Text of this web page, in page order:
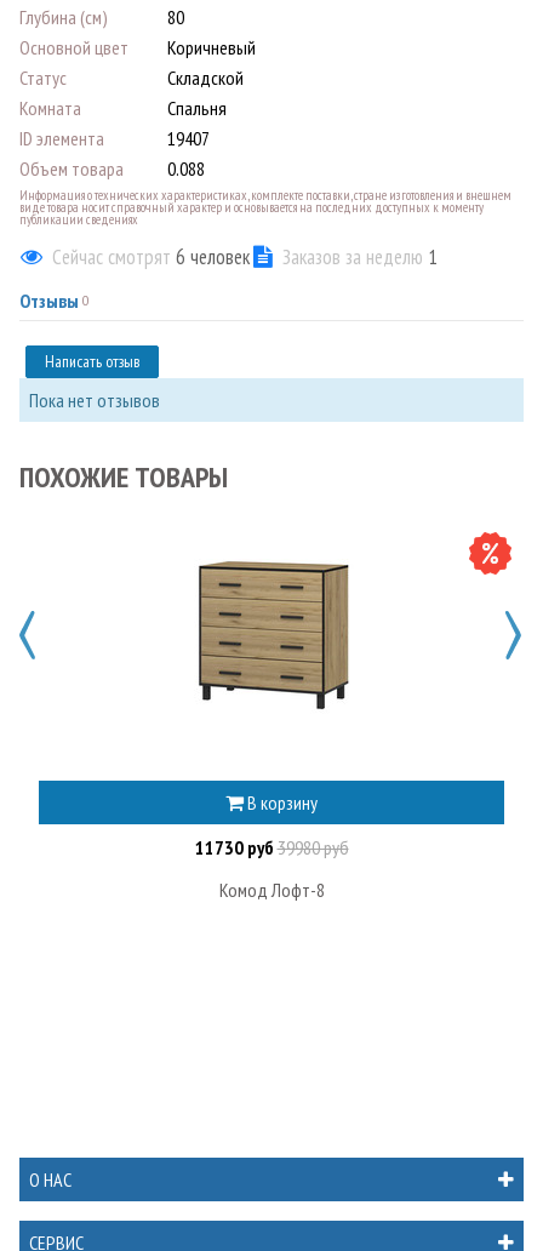
Глубина (см)
80
Основной цвет
Коричневый
Статус
Складской
Комната
Спальня
ID элемента
19407
Объем товара
0.088
Информация о технических характеристиках, комплекте поставки, стране изготовления и внешнем
виде товара носит справочный характер и основывается на последних доступных к моменту
публикации сведениях
Сейчас смотрят 6 человек Заказов за неделю 1
Отзывы 0
Написать отзыв
Пока нет отзывов
ПОХОЖИЕ ТОВАРЫ
В корзину
11730 руб39980 руб
Комод Лофт-8
О НАС
СЕРВИС